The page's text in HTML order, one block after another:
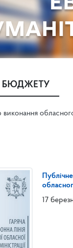
БЮДЖЕТУ
виконання
17